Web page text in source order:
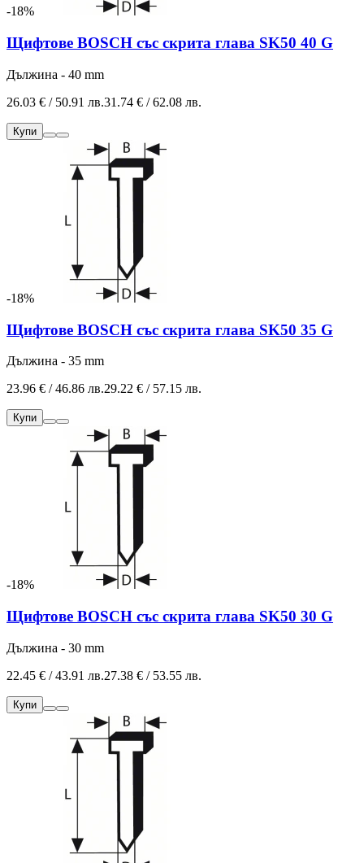
-18%
Щифтове BOSCH със скрита глава SK50 40 G
Дължина - 40 mm
26.03 € / 50.91 лв.31.74 € / 62.08 лв.
Купи
-18%
Щифтове BOSCH със скрита глава SK50 35 G
Дължина - 35 mm
23.96 € / 46.86 лв.29.22 € / 57.15 лв.
Купи
-18%
Щифтове BOSCH със скрита глава SK50 30 G
Дължина - 30 mm
22.45 € / 43.91 лв.27.38 € / 53.55 лв.
Купи